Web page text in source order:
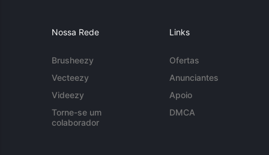
Nossa Rede
Brusheezy
Vecteezy
Videezy
Torne-se um
colaborador
Links
Ofertas
Anunciantes
Apoio
DMCA